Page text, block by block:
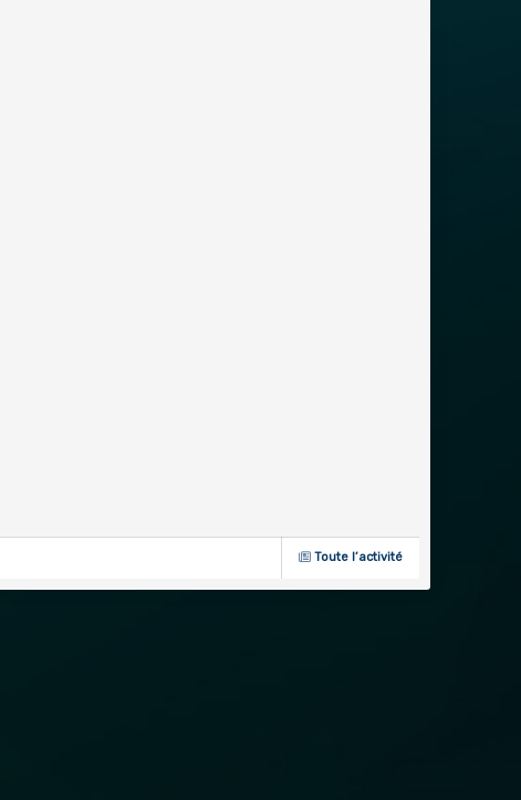
Toute l’activité